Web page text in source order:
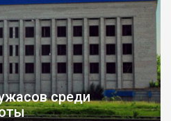
среди